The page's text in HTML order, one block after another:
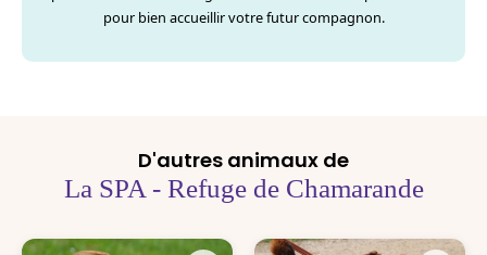
pour bien accueillir votre futur compagnon.
D'autres animaux de
La SPA - Refuge de Chamarande